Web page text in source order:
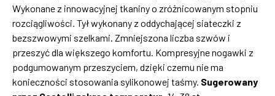
Wykonane z innowacyjnej tkaniny o zróżnicowanym stopniu
rozciągliwości. Tył wykonany z oddychającej siateczki z
bezszwowymi szelkami. Zmniejszona liczba szwów i
przeszyć dla większego komfortu. Kompresyjne nogawki z
podgumowanym przeszyciem, dzięki czemu nie ma
konieczności stosowania sylikonowej taśmy. Sugerowany